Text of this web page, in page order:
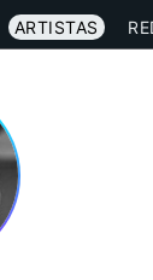
ARTISTAS